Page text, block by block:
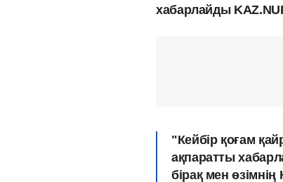
хабарлайды
"Кейбір қоғам
ақпаратты
бірақ мен